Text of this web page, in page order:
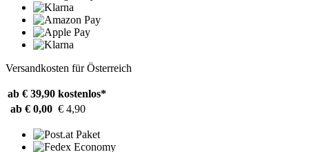
Versandkosten für Österreich
ab € 39,90 kostenlos*
ab € 0,00 € 4,90